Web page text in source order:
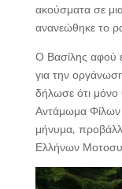
ακούσματα σε
ανανεώθηκε το
Ο Βασίλης αφού
για την
δήλωσε ότι μόνο
Αντάμωμα Φίλων
μήνυμα,
Ελλήνων